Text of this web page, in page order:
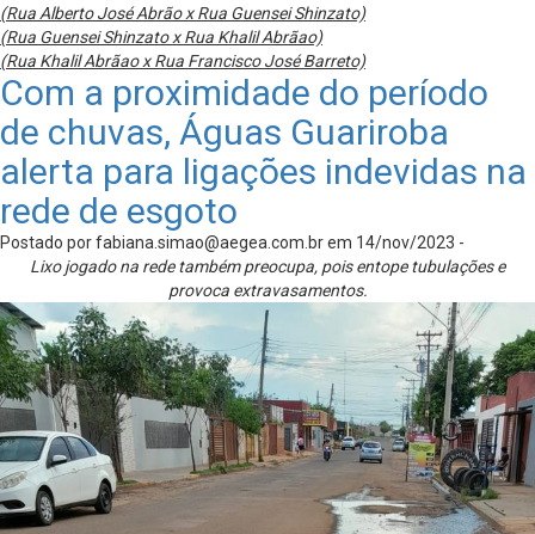
(Rua Alberto José Abrão x Rua Guensei Shinzato)
(Rua Guensei Shinzato x Rua Khalil Abrãao)
(Rua Khalil Abrãao x Rua Francisco José Barreto)
Com a proximidade do período
de chuvas, Águas Guariroba
alerta para ligações indevidas na
rede de esgoto
Postado porfabiana.simao@aegea.com.brem 14/nov/2023 -
Lixo jogado na rede também preocupa, pois entope tubulações e
provoca extravasamentos.